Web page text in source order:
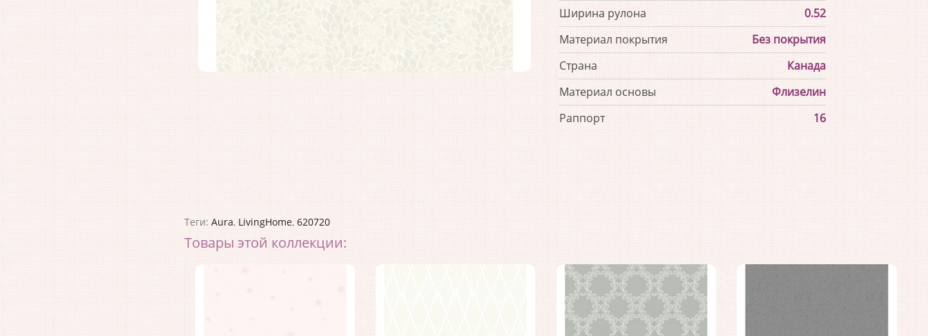
Ширина рулона
0.52
Материал покрытия
Без покрытия
Страна
Канада
Материал основы
Флизелин
Раппорт
16
Теги: Aura, LivingHome, 620720
Товары этой коллекции: